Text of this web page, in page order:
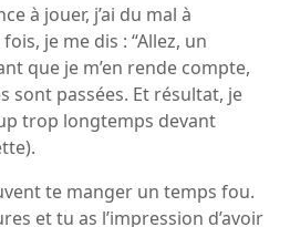
à jouer, j’ai du mal à
je me dis : “Allez, un
que je m’en rende compte,
sont passées. Et résultat, je
trop longtemps devant
te manger un temps fou.
et tu as l’impression d’avoir